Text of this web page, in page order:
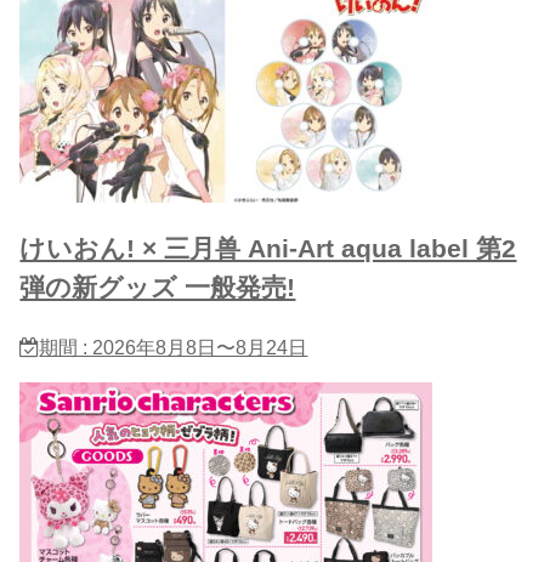
けいおん! × 三月兽 Ani-Art aqua label 第2
弾の新グッズ 一般発売!
期間 : 2026年8月8日〜8月24日